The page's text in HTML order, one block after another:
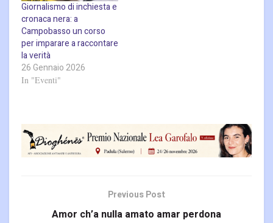
Giornalismo di inchiesta e
cronaca nera: a
Campobasso un corso
per imparare a raccontare
la verità
26 Gennaio 2026
In "Eventi"
Previous Post
Amor ch’a nulla amato amar perdona